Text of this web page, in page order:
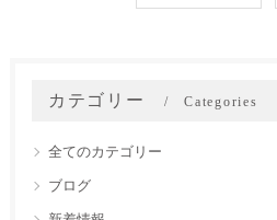
カテゴリー Categories
全てのカテゴリー
ブログ